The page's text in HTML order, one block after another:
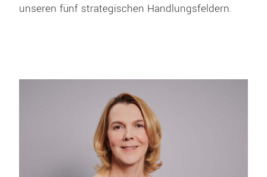
unseren fünf strategischen Handlungsfeldern.